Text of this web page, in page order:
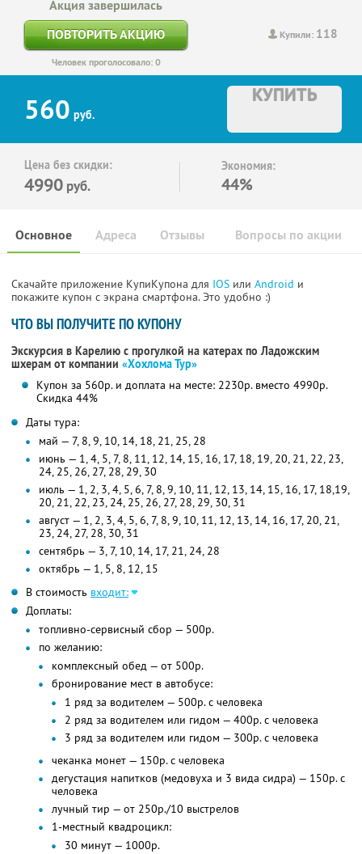
Купили: 118
Акция завершилась
ПОВТОРИТЬ АКЦИЮ
Человек проголосовало: 0
560 руб.
КУПИТЬ
Цена без скидки:
4990 руб.
Экономия:
44%
Основное Отзывы Вопросы по акции
Адреса
Скачайте приложение КупиКупона для IOS или Android и
покажите купон с экрана смартфона. Это удобно :)
ЧТО ВЫ ПОЛУЧИТЕ ПО КУПОНУ
Экскурсия в Карелию с прогулкой на катерах по Ладожским
шхерам от компании «Хохлома Тур»
Купон за 560р. и доплата на месте: 2230р. вместо 4990р.
Скидка 44%
Даты тура:
май — 7, 8, 9, 10, 14, 18, 21, 25, 28
июнь — 1, 4, 5, 7, 8, 11, 12, 14, 15, 16, 17, 18, 19, 20, 21, 22, 23,
24, 25, 26, 27, 28, 29, 30
июль — 1, 2, 3, 4, 5, 6, 7, 8, 9, 10, 11, 12, 13, 14, 15, 16, 17, 18,19,
20, 21, 22, 23, 24, 25, 26, 27, 28, 29, 30, 31
август — 1, 2, 3, 4, 5, 6, 7, 8, 9, 10, 11, 12, 13, 14, 16, 17, 20, 21,
23, 24, 27, 28, 30, 31
сентябрь — 3, 7, 10, 14, 17, 21, 24, 28
октябрь — 1, 5, 8, 12, 15
В стоимость входит:
Доплаты:
топливно-сервисный сбор — 500р.
по желанию:
комплексный обед — от 500р.
бронирование мест в автобусе:
1 ряд за водителем — 500р. с человека
2 ряд за водителем или гидом — 400р. с человека
3 ряд за водителем или гидом — 300р. с человека
чеканка монет — 150р. с человека
дегустация напитков (медовуха и 3 вида сидра) — 150р. с
человека
лучный тир — от 250р./10 выстрелов
1-местный квадроцикл:
30 минут — 1000р.